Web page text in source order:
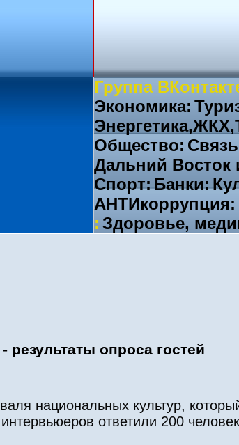
Группа
Экономика:
Общество:
Дальний Восток
Спорт:Банки:
АНТИкоррупция:
: Здоровье,
опроса гостей
национальных культур,
ответили 200